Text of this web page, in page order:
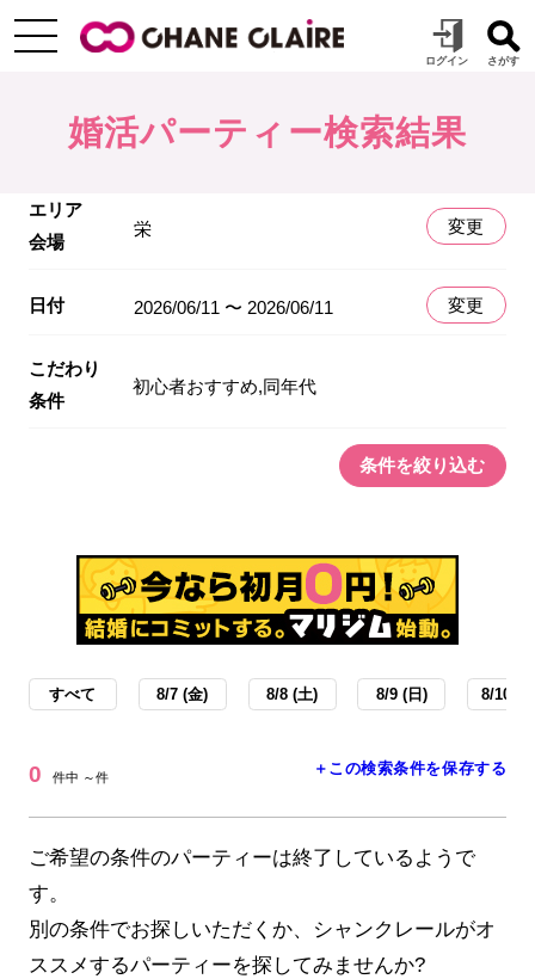
婚活パーティー検索結果
エリア
会場
栄 変更
日付 2026/06/11 〜 2026/06/11 変更
こだわり
条件
初心者おすすめ,同年代
条件を絞り込む
すべて 8/7 (金) 8/8 (土) 8/9 (日) 8/10 (
0 件中 ～件 ＋この検索条件を保存する
ご希望の条件のパーティーは終了しているようで
す。
別の条件でお探しいただくか、シャンクレールがオ
ススメするパーティーを探してみませんか?